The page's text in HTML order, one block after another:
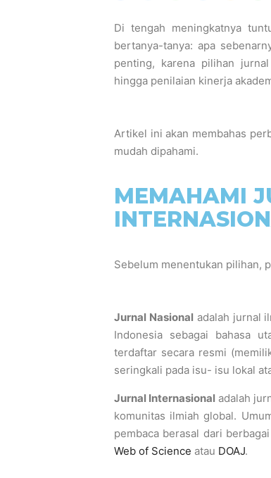
Di tengah meningkatnya
bertanya-tanya: apa
penting, karena pilihan
hingga penilaian kinerja
Artikel ini akan membahas
mudah dipahami.
MEMAHAMI
Sebelum menentukan pilihan,
Jurnal Nasional adalah jurnal
Indonesia sebagai bahasa
terdaftar secara resmi
seringkali pada isu- isu lokal
Jurnal Internasional adalah
komunitas ilmiah global.
pembaca berasal dari
Web of Science atau DOAJ.